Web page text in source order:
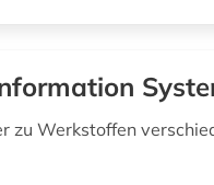
Werkstoffen